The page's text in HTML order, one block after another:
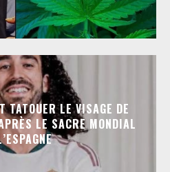
TATOUER LE VISAGE DE
LE SACRE MONDIAL